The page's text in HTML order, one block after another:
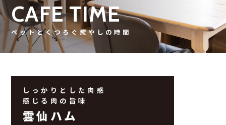
CAFE TIME
ペットとくつろぐ癒やしの時間
しっかりとした肉感
感じる肉の旨味
雲仙ハム